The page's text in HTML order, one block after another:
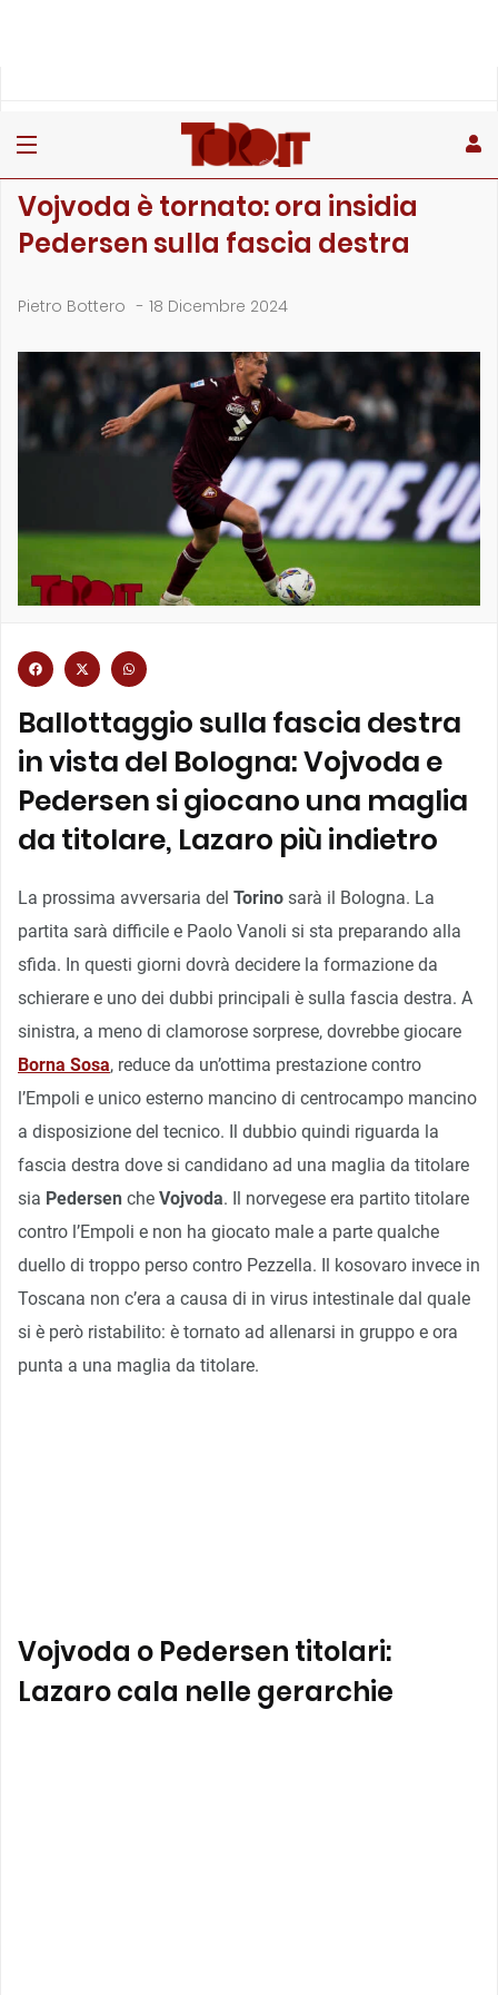
Vojvoda è tornato: ora insidia
Pedersen sulla fascia destra
Pietro Bottero - 18 Dicembre 2024
Ballottaggio sulla fascia destra
in vista del Bologna: Vojvoda e
Pedersen si giocano una maglia
da titolare, Lazaro più indietro
La prossima avversaria del Torino sarà il Bologna. La
partita sarà difficile e Paolo Vanoli si sta preparando alla
sfida. In questi giorni dovrà decidere la formazione da
schierare e uno dei dubbi principali è sulla fascia destra. A
sinistra, a meno di clamorose sorprese, dovrebbe giocare
Borna Sosa, reduce da un’ottima prestazione contro
l’Empoli e unico esterno mancino di centrocampo mancino
a disposizione del tecnico. Il dubbio quindi riguarda la
fascia destra dove si candidano ad una maglia da titolare
sia Pedersen che Vojvoda. Il norvegese era partito titolare
contro l’Empoli e non ha giocato male a parte qualche
duello di troppo perso contro Pezzella. Il kosovaro invece in
Toscana non c’era a causa di in virus intestinale dal quale
si è però ristabilito: è tornato ad allenarsi in gruppo e ora
punta a una maglia da titolare.
Vojvoda o Pedersen titolari:
Lazaro cala nelle gerarchie